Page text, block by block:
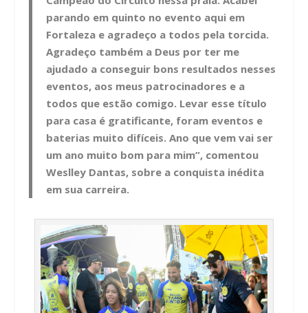
parando em quinto no evento aqui em
Fortaleza e agradeço a todos pela torcida.
Agradeço também a Deus por ter me
ajudado a conseguir bons resultados nesses
eventos, aos meus patrocinadores e a
todos que estão comigo. Levar esse título
para casa é gratificante, foram eventos e
baterias muito difíceis. Ano que vem vai ser
um ano muito bom para mim”, comentou
Weslley Dantas, sobre a conquista inédita
em sua carreira.